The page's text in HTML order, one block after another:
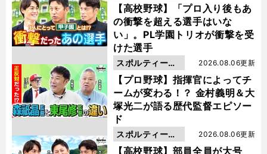
【高校野球】「プロ入り後もあ
の衝撃を超える選手はいな
い」。PL学園トリオが衝撃を受
けた選手
動画
【プロ野球】指揮官によってチ
ームが変わる！？ 金村義明＆大
塚光二が語る歴代監督エピソー
ド
2026.08.06更新
スポルティーバ
動画
【高校野球】部員全員が大号
2026.08.06更新
スポルティーバ
動画